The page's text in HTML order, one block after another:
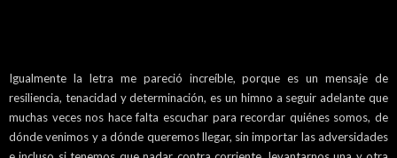
Igualmente la letra me pareció increíble, porque es un mensaje de
resiliencia, tenacidad y determinación, es un himno a seguir adelante que
muchas veces nos hace falta escuchar para recordar quiénes somos, de
dónde venimos y a dónde queremos llegar, sin importar las adversidades